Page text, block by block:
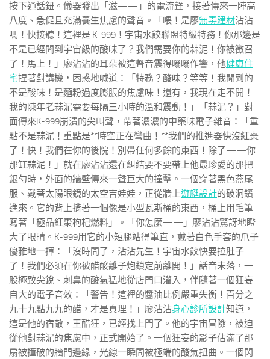
按下通話鈕。儀器發出「滋——」的電流聲，接著傳來一陣高
八度、急促且充滿養生焦慮的聲音。「喂！是廖無毒建材沾沾
嗎！快接聽！這裡是 K-999！宇宙水餃聯盟特級特務！你那邊是
不是已經聞到宇宙級的酸味了？我們需要你的蒜泥！你被徵召
了！馬上！」廖沾沾的耳朵被這聲音震得嗡嗡作響，他健康住
宅捏著對講機，困惑地喊道：「特務？酸味？等等！我聞到的
不是酸味！是麵粉過度膨脹的焦慮味！還有，我現在走不開！
我的陳年老蒜泥需要每隔三小時的溫和震動！」「蒜泥？」對
面傳來K-999崩潰的尖叫聲，帶著濃濃的中藥味電子雜音：「重
點不是蒜泥！重點是**時空正在彎曲！**我們的推進器快沒紅棗
了！快！我們在你的後院！別帶任何多餘的東西！除了——你
那缸蒜泥！」就在廖沾沾還在糾結要不要帶上他最珍愛的那把
銀勺時，外面的牆壁傳來一聲巨大的撞擊。一個穿著黑色燕尾
服、戴著太陽眼鏡的太空吉娃娃，正從牆上遊艇設計的破洞鑽
進來。它的背上揹著一個像是小型瓦斯桶的東西，桶上用毛筆
寫著「極品紅棗枸杞燃料」。「你怎麼——」廖沾沾驚訝地瞪
大了眼睛。K-999用它的小短腿站得筆直，戴著白色手套的爪子
優雅地一揮：「沒時間了，沾沾先生！宇宙水餃快要拉肚子
了！我們必須在你被醋酸離子炮鎖定前離開！」話音未落，一
股極致尖銳、刺鼻的酸氣猛地從店門口灌入，伴隨著一個狂妄
自大的電子音效：「警告！這裡的醬油比例嚴重失衡！百分之
九十九點九九的醋，才是真理！」廖沾沾身心診所設計知道，
這是他的宿敵，王醋狂，已經找上門了。他的宇宙冒險，被迫
從他對蒜泥的焦慮中，正式開始了。一個狂妄的影子佔滿了那
扇被撞破的牆門邊緣，光線一瞬間被極端的酸氣扭曲。一個閃